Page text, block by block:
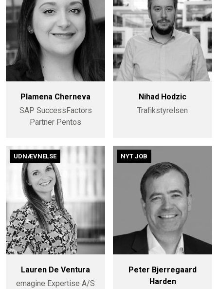
Plamena Cherneva
SAP SuccessFactors
Partner Pentos
Nihad Hodzic
Trafikstyrelsen
UDNÆVNELSE
Lauren De Ventura
emagine Expertise A/S
NYT JOB
Peter Bjerregaard
Harden